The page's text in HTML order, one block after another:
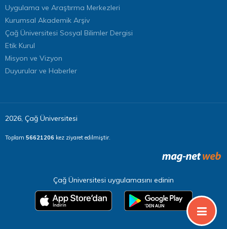
Uygulama ve Araştırma Merkezleri
Kurumsal Akademik Arşiv
Çağ Üniversitesi Sosyal Bilimler Dergisi
Etik Kurul
Misyon ve Vizyon
Duyurular ve Haberler
2026, Çağ Üniversitesi
Toplam 56621206 kez ziyaret edilmiştir.
Çağ Üniversitesi uygulamasını edinin